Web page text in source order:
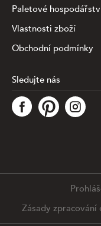
Tato stránka
analýze informací o
fungování funkcí ze
Podrobné nastavení
Paletové
Vlastnosti zboží
Obchodní podmínky
Sledujte nás
Zásady zpracování